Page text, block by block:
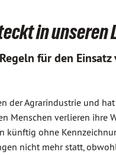
in
für den
der Agrarindustrie und
Menschen verlieren ihre
künftig ohne
nicht mehr statt,